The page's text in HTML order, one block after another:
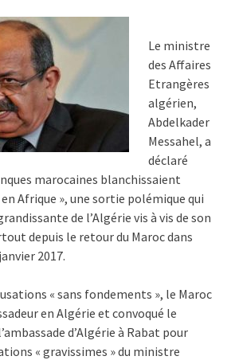
Le ministre
des Affaires
Etrangères
algérien,
Abdelkader
Messahel, a
déclaré
marocaines blanchissaient
Afrique », une sortie polémique qui
de l’Algérie vis à vis de son
depuis le retour du Maroc dans
2017.
« sans fondements », le Maroc
en Algérie et convoqué le
d’Algérie à Rabat pour
« gravissimes » du ministre